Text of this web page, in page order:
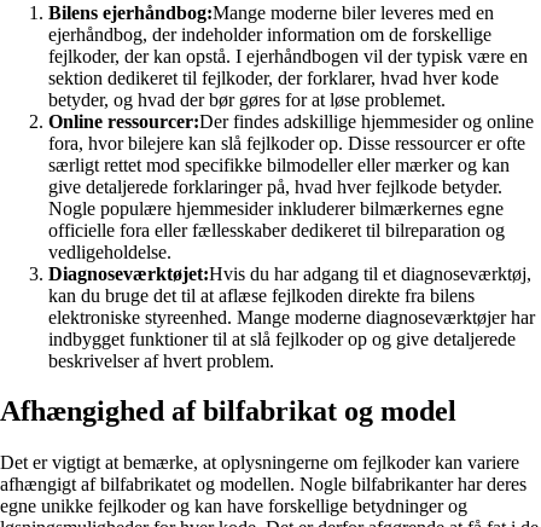
Bilens ejerhåndbog:Mange moderne biler leveres med en
ejerhåndbog, der indeholder information om de forskellige
fejlkoder, der kan opstå. I ejerhåndbogen vil der typisk være en
sektion dedikeret til fejlkoder, der forklarer, hvad hver kode
betyder, og hvad der bør gøres for at løse problemet.
Online ressourcer:Der findes adskillige hjemmesider og online
fora, hvor bilejere kan slå fejlkoder op. Disse ressourcer er ofte
særligt rettet mod specifikke bilmodeller eller mærker og kan
give detaljerede forklaringer på, hvad hver fejlkode betyder.
Nogle populære hjemmesider inkluderer bilmærkernes egne
officielle fora eller fællesskaber dedikeret til bilreparation og
vedligeholdelse.
Diagnoseværktøjet:Hvis du har adgang til et diagnoseværktøj,
kan du bruge det til at aflæse fejlkoden direkte fra bilens
elektroniske styreenhed. Mange moderne diagnoseværktøjer har
indbygget funktioner til at slå fejlkoder op og give detaljerede
beskrivelser af hvert problem.
Afhængighed af bilfabrikat og model
Det er vigtigt at bemærke, at oplysningerne om fejlkoder kan variere
afhængigt af bilfabrikatet og modellen. Nogle bilfabrikanter har deres
egne unikke fejlkoder og kan have forskellige betydninger og